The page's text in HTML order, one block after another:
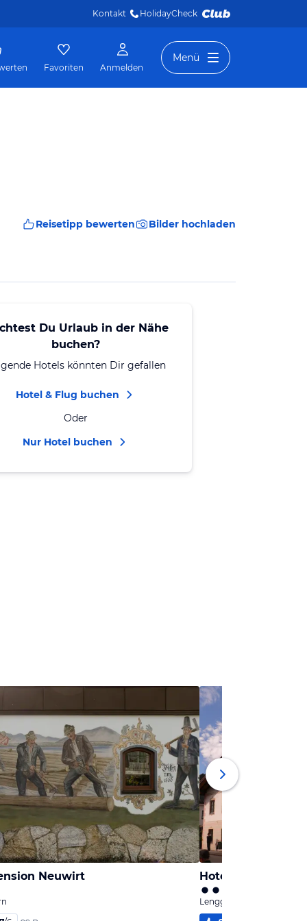
Kontakt HolidayCheck
Favoriten Anmelden
Menü
Reisetipp bewerten Bilder hochladen
Du Urlaub in der Nähe
buchen?
Hotels könnten Dir gefallen
Hotel & Flug buchen
Oder
Nur Hotel buchen
Neuwirt Hotel Gasthof
Lenggries, Bayern